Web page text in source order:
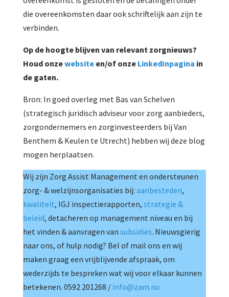
die overeenkomsten daar ook schriftelijk aan zijn te
verbinden.
Op de hoogte blijven van relevant zorgnieuws?
Houd onzewebsiteen/of onze LinkedInpagina in
de gaten.
Bron: In goed overleg met Bas van Schelven
(strategisch juridisch adviseur voor zorg aanbieders,
zorgondernemers en zorginvesteerders bij Van
Benthem & Keulen te Utrecht) hebben wij deze blog
mogen herplaatsen.
Wij zijn Zorg Assist Management en ondersteunen
zorg- & welzijnsorganisaties bij: aanbesteden,
kwaliteit, IGJ inspectierapporten, strategie &
beleid, detacheren op management niveau en bij
het vinden & aanvragen van subsidies. Nieuwsgierig
naar ons, of hulp nodig? Bel of mail ons en wij
maken graag een vrijblijvende afspraak, om
wederzijds te bespreken wat wij voor elkaar kunnen
betekenen. 0592 201268 / info@zam.nu